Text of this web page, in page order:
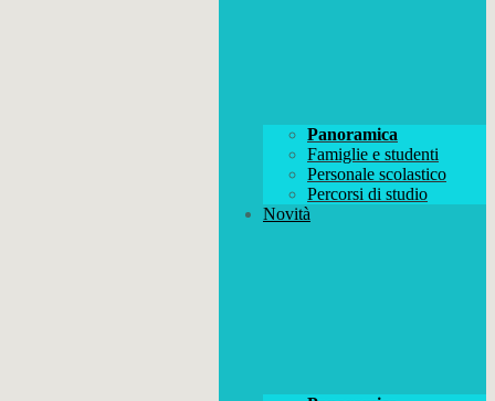
Panoramica
Famiglie e studenti
Personale scolastico
Percorsi di studio
Novità